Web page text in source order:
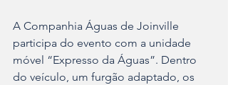
A Companhia Águas de Joinville
participa do evento com a unidade
móvel “Expresso da Águas”. Dentro
do veículo, um furgão adaptado, os